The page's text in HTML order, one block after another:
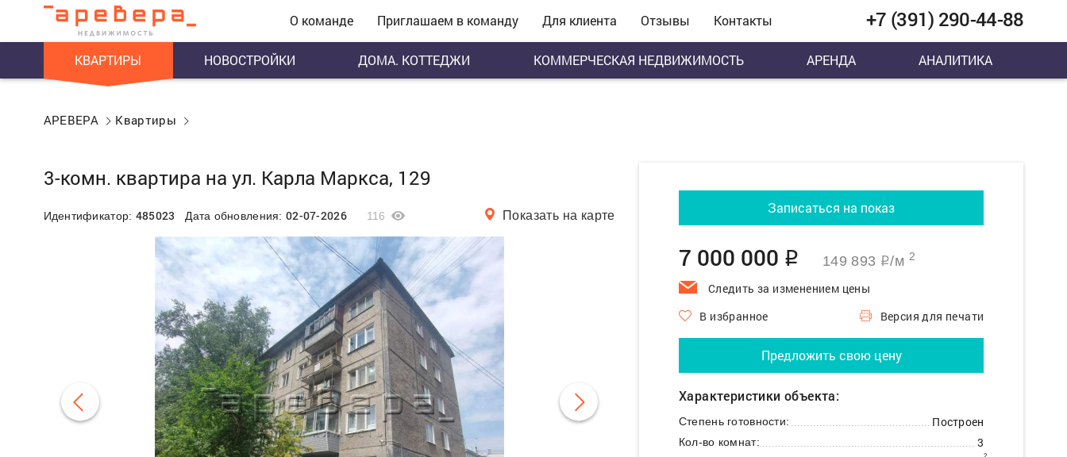
О команде Приглашаем в команду Для клиента Отзывы Контакты +7 (391) 290-44-88
КВАРТИРЫ НОВОСТРОЙКИ ДОМА. КОТТЕДЖИ КОММЕРЧЕСКАЯ НЕДВИЖИМОСТЬ АРЕНДА АНАЛИТИКА
АРЕВЕРА Квартиры
3-комн. квартира на ул. Карла Маркса, 129
Идентификатор: 485023 Дата обновления: 02-07-2026 116 Показать на карте Записаться на показ
7 000 000 q 149 893 q/м 2
Следить за изменением цены
В избранное
Версия для печати
Предложить свою цену
Характеристики объекта:
Степень готовности: Построен
Кол-во комнат: 3
2